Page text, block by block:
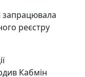
запрацювала
реєстру
Кабмін